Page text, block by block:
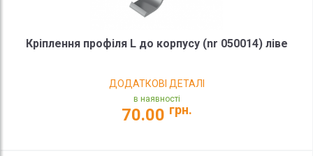
Кріплення профіля L до корпусу (nr 050014) ліве
ДОДАТКОВІ ДЕТАЛІ
в наявності
70.00 грн.